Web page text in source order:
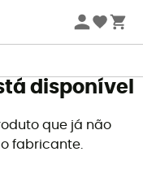
partir de 2 produtos*
disponível
que já não
fabricante.